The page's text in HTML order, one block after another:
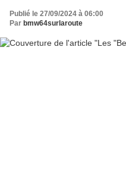
Publié le 27/09/2024 à 06:00
Par bmw64surlaroute